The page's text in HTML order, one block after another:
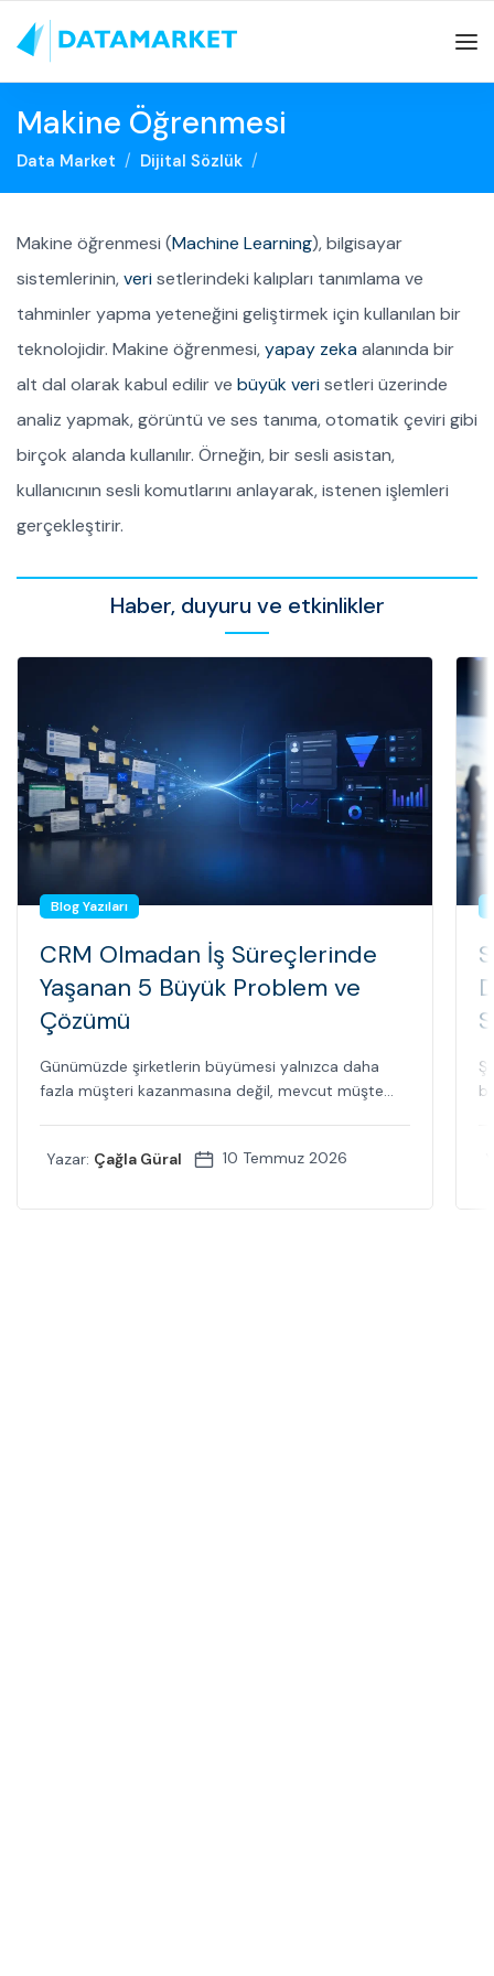
Makine Öğrenmesi
Data Market Dijital Sözlük
Makine öğrenmesi (Machine Learning), bilgisayar
sistemlerinin,verisetlerindeki kalıpları tanımlama ve
tahminler yapma yeteneğini geliştirmek için kullanılan bir
teknolojidir. Makine öğrenmesi,yapay zekaalanında bir
alt dal olarak kabul edilir ve büyük verisetleri üzerinde
analiz yapmak, görüntü ve ses tanıma, otomatik çeviri gibi
birçok alanda kullanılır. Örneğin, bir sesli asistan,
kullanıcının sesli komutlarını anlayarak, istenen işlemleri
gerçekleştirir.
Haber, duyuru ve etkinlikler
Blog Yazıları
CRM Olmadan İş Süreçlerinde
Yaşanan 5 Büyük Problem ve
Çözümü
Günümüzde şirketlerin büyümesi yalnızca daha
fazla müşteri kazanmasına değil, mevcut müşte...
Yazar: Çağla Güral 10 Temmuz 2026